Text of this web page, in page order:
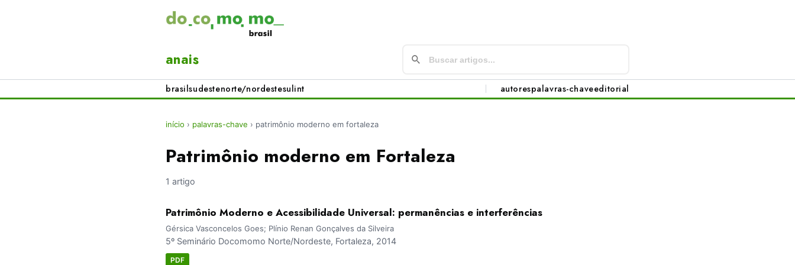
anais
brasilsudestenorte/nordestesulint autorespalavras-chaveeditorial
início › palavras-chave › patrimônio moderno em fortaleza
Patrimônio moderno em Fortaleza
1 artigo
Patrimônio Moderno e Acessibilidade Universal: permanências e interferências
Gérsica Vasconcelos Goes; Plínio Renan Gonçalves da Silveira
5º Seminário Docomomo Norte/Nordeste, Fortaleza, 2014
PDF